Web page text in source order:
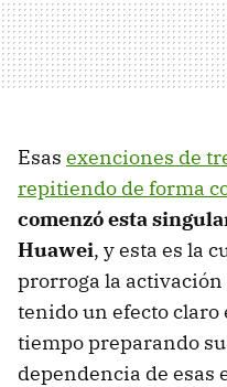
Esas exenciones de
repitiendo de forma
comenzó esta
Huawei, y esta es la
prorroga la activación
tenido un efecto
tiempo preparando
dependencia de esas